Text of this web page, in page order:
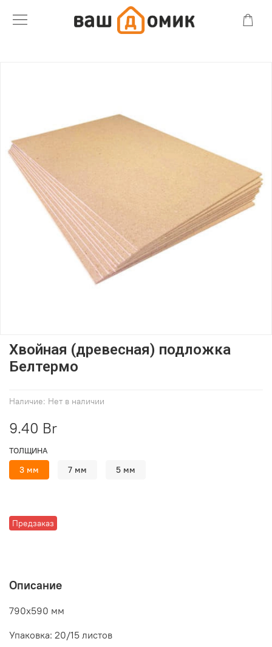
Наличие: Нет в наличии
Предзаказ
Хвойная (древесная) подложка
Белтермо
9.40 Br
ТОЛЩИНА
3 мм 7 мм 5 мм
Описание
790х590 мм
Упаковка: 20/15 листов